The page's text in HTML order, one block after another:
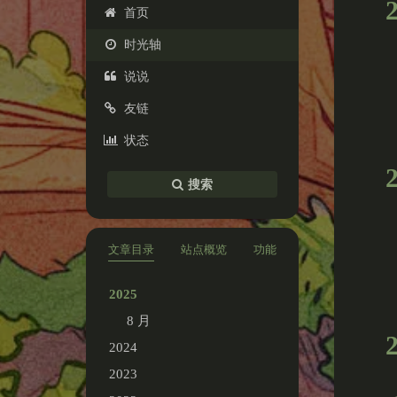
首页
时光轴
说说
友链
状态
搜索
文章目录 站点概览 功能
2025
8 月
2024
2023